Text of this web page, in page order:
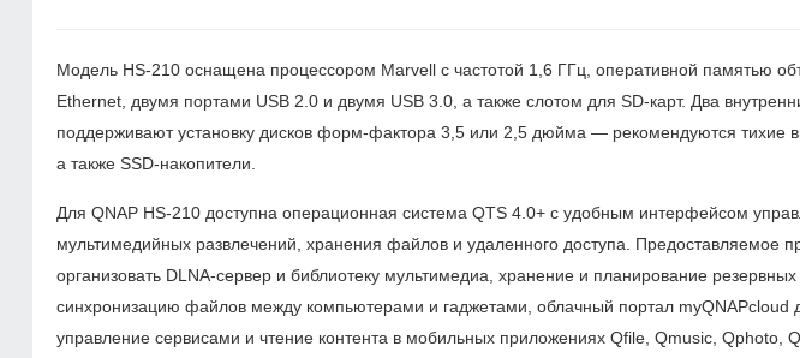
Модель HS-210 оснащена процессором Marvell с частотой 1,6 ГГц, оперативной памятью
Ethernet, двумя портами USB 2.0 и двумя USB 3.0, а также слотом для SD-карт. Два
поддерживают установку дисков форм-фактора 3,5 или 2,5 дюйма — рекомендуются тихие
а также SSD-накопители.
Для QNAP HS-210 доступна операционная система QTS 4.0+ с удобным интерфейсом
мультимедийных развлечений, хранения файлов и удаленного доступа. Предоставляемое
организовать DLNA-сервер и библиотеку мультимедиа, хранение и планирование резервных
синхронизацию файлов между компьютерами и гаджетами, облачный портал myQNAPcloud
управление сервисами и чтение контента в мобильных приложениях Qfile, Qmusic,